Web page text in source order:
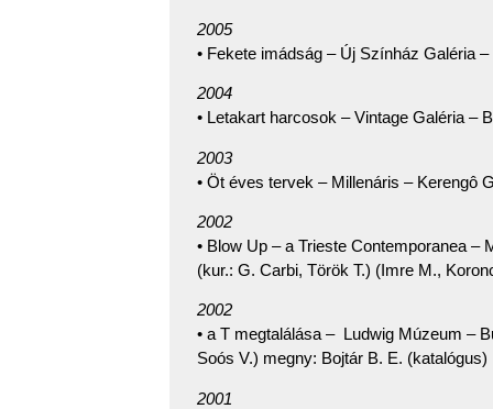
2005
• Fekete imádság – Új Színház Galéria
2004
• Letakart harcosok – Vintage Galéria –
2003
• Öt éves tervek – Millenáris – Kerengô
2002
• Blow Up – a Trieste Contemporanea –
(kur.: G. Carbi, Török T.) (Imre M.,
2002
• a T megtalálása – Ludwig Múzeum –
Soós V.) megny: Bojtár B. E. (katalógus)
2001